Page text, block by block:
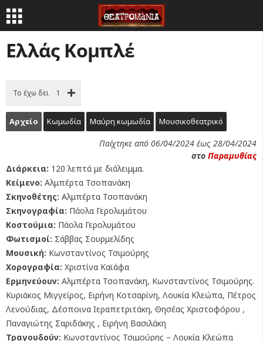
Ελλάς Κομπλέ
Το έχω δει 1
Αρχείο Κωμωδία Μαύρη κωμωδία Μουσικοθεατρικό
Παίχτηκε από 06/04/2024 έως 28/04/2024
στο Παραμυθίας
Διάρκεια: 120 λεπτά με διάλειμμα.
Κείμενο: Αλμπέρτα Τσοπανάκη
Σκηνοθέτης: Αλμπέρτα Τσοπανάκη
Σκηνογραφία: Πάολα Γερολυμάτου
Κοστούμια: Πάολα Γερολυμάτου
Φωτισμοί: Σάββας Σουρμελίδης
Μουσική: Κωνσταντίνος Τσιμούρης
Χορογραφία: Χριστίνα Καϊάφα
Ερμηνεύουν: Αλμπέρτα Τσοπανάκη, Κωνσταντίνος Τσιμούρης.
Κυριάκος Μιγγείρος, Ειρήνη Κοτσαρίνη, Λουκία Κλεώπα, Πέτρος
Λενούδιας, Δέσποινα Ιεραπετριτάκη, Θησέας Χριστοφόρου ,
Παναγιώτης Σαριδάκης , Ειρήνη Βασιλάκη
Τραγουδούν: Κωνσταντίνος Τσιμούρης – Λουκία Κλεώπα